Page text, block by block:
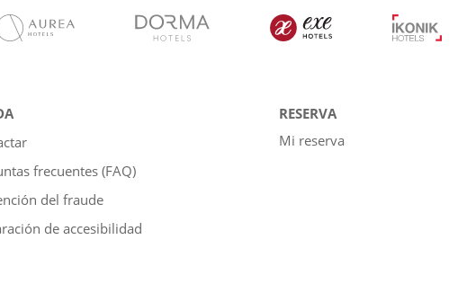
frecuentes (FAQ)
del fraude
de accesibilidad
RESERVA
Mi reserva